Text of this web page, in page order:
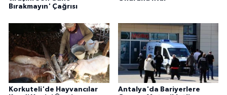
Bırakmayın' Çağrısı
Korkuteli'de Hayvancılar
Antalya'da Bariyerlere